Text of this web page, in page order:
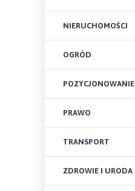
NIERUCHOMOŚCI
OGRÓD
POZYCJONOWANIE
PRAWO
TRANSPORT
ZDROWIE I URODA